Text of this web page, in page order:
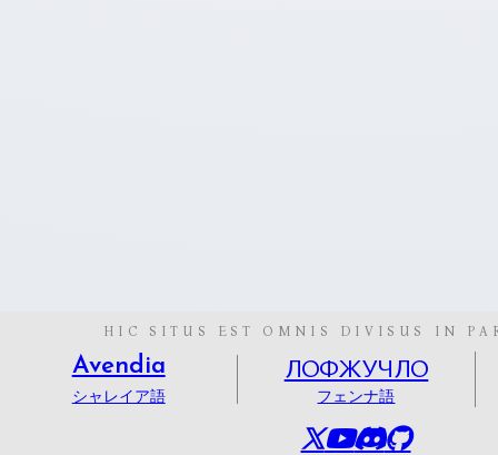
HIC SITUS EST OMNIS DIVISUS IN
Avendia
シャレイア語
ЛОФЖУЧЛО
フェンナ語